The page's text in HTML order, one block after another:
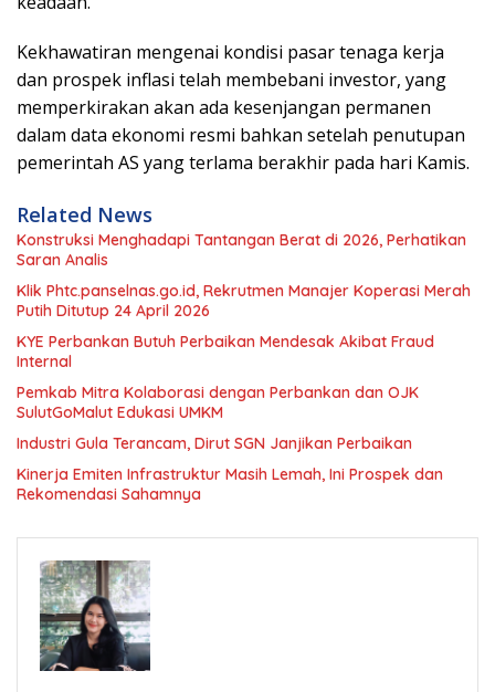
Kekhawatiran mengenai kondisi pasar tenaga kerja
dan prospek inflasi telah membebani investor, yang
memperkirakan akan ada kesenjangan permanen
dalam data ekonomi resmi bahkan setelah penutupan
pemerintah AS yang terlama berakhir pada hari Kamis.
Related News
Konstruksi Menghadapi Tantangan Berat di 2026, Perhatikan
Saran Analis
Klik Phtc.panselnas.go.id, Rekrutmen Manajer Koperasi Merah
Putih Ditutup 24 April 2026
KYE Perbankan Butuh Perbaikan Mendesak Akibat Fraud
Internal
Pemkab Mitra Kolaborasi dengan Perbankan dan OJK
SulutGoMalut Edukasi UMKM
Industri Gula Terancam, Dirut SGN Janjikan Perbaikan
Kinerja Emiten Infrastruktur Masih Lemah, Ini Prospek dan
Rekomendasi Sahamnya